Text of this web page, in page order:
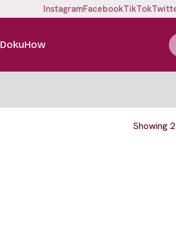
InstagramFacebookTikTok
DokuHow
Showing